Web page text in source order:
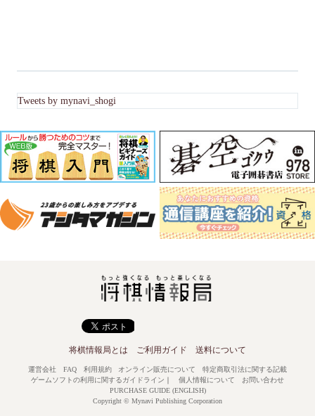
Tweets by mynavi_shogi
将棋情報局とは ご利用ガイド 送料について
運営会社 FAQ 利用規約 オンライン販売について
特定商取引法に関する記載
ゲームソフトの利用に関するガイドライン ｜ 個人情報について
お問い合わせ
PURCHASE GUIDE (ENGLISH)
Copyright © Mynavi Publishing Corporation